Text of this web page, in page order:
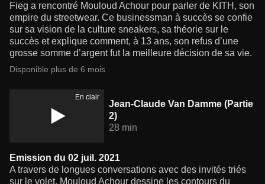
Fieg a rencontré Mouloud Achour pour parler de KITH, son
empire du streetwear. Ce businessman à succès se confie
sur sa vision de la culture sneakers, sa théorie sur le
succès et explique comment, à 13 ans, son refus d’une
grosse somme d’argent fut la meilleure décision de sa vie.
Disponible plus de 6 mois
En clair
Jean-Claude Van Damme (Partie
2)
28 min
Emission du 02 juil. 2021
A travers de longues conversations avec des invités triés
sur le volet, Mouloud Achour dessine les contours du